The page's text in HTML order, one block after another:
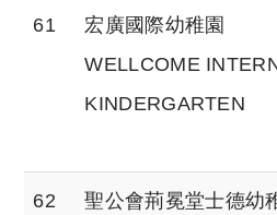
61
宏廣國際幼稚園
WELLCOME
KINDERGARTEN
62
聖公會荊冕堂士德幼